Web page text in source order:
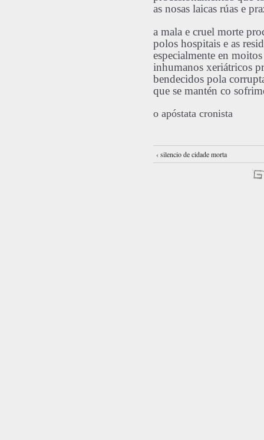
as nosas laicas rúas e
a mala e cruel morte
polos hospitais e as
especialmente en moitos
inhumanos xeriátricos
bendecidos pola
que se mantén co
o apóstata cronista
‹ silencio de cidade morta